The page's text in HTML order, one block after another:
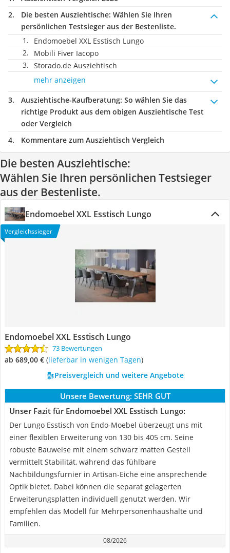
Die besten Ausziehtische: Wählen Sie Ihren
persönlichen Testsieger aus der Bestenliste.
Endomoebel XXL Esstisch Lungo
Mobili Fiver Iacopo
Storado.de Ausziehtisch
mehr anzeigen
Ausziehtische-Kaufberatung: So wählen Sie das
richtige Produkt aus dem obigen Ausziehtische Test
oder Vergleich
Kommentare zum Ausziehtisch Vergleich
Die besten Ausziehtische:
Wählen Sie Ihren persönlichen Testsieger
aus der Bestenliste.
Endomoebel XXL Esstisch Lungo
Vergleichssieger
Endomoebel XXL Esstisch Lungo
73 Bewertungen
ab 689,00 € ( Lieferbar in wenigen Tagen)
Preisvergleich und weitere Angebote
Unsere Bewertung: SEHR GUT
Unser Fazit für Endomoebel XXL Esstisch Lungo:
Der Lungo Esstisch von Endo-Moebel überzeugt uns mit
einer flexiblen Erweiterung von 130 bis 405 cm. Seine
robuste Bauweise mit einem schwarz matten Gestell
vermittelt Stabilität, während das fühlbare
Nachbildungsfurnier in Artisan-Eiche eine ansprechende
Optik bietet. Dabei können die separat gelagerten
Erweiterungsplatten individuell genutzt werden. Wir
empfehlen das Modell für Mehrpersonenhaushalte und
Familien.
08/2026